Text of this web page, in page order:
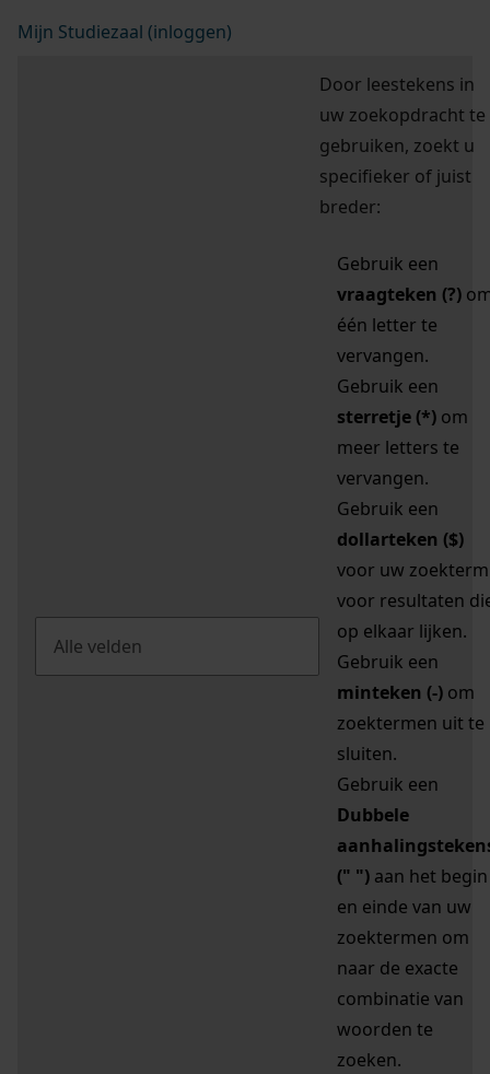
Mijn Studiezaal (inloggen)
Door leestekens in
uw zoekopdracht te
gebruiken, zoekt u
specifieker of juist
breder:
Gebruik een
vraagteken (?)
één letter te
vervangen.
Gebruik een
sterretje (*) om
meer letters te
vervangen.
Gebruik een
dollarteken ($)
voor uw zoekterm
voor resultaten
op elkaar lijken.
Gebruik een
minteken (-) om
zoektermen uit te
sluiten.
Gebruik een
Dubbele
(" ") aan het begin
en einde van uw
zoektermen om
naar de exacte
combinatie van
woorden te
zoeken.